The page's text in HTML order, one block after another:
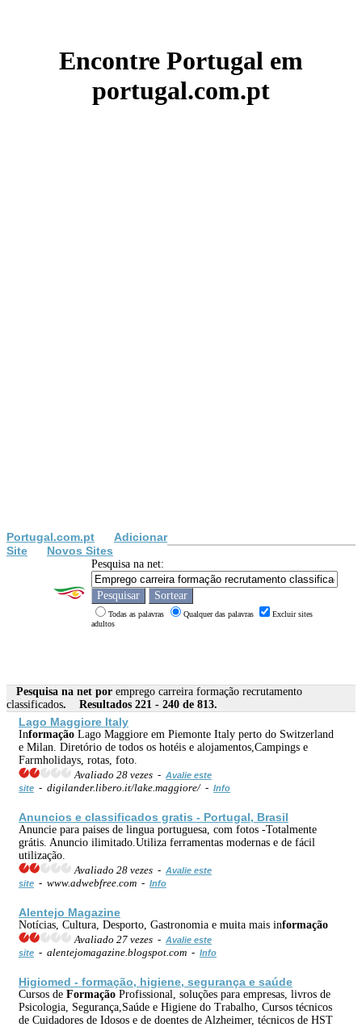
Encontre Portugal em
portugal.com.pt
Portugal.com.pt
Adicionar
Site
Novos Sites
Pesquisa na net:
Todas as palavras Qualquer das palavras
Excluir sites
adultos
Pesquisa na net por emprego carreira formação recrutamento
classificados. Resultados 221 - 240 de 813.
Lago Maggiore Italy
Informação Lago Maggiore em Piemonte Italy perto do Switzerland
e Milan. Diretório de todos os hotéis e alojamentos,Campings e
Farmholidays, rotas, foto.
Avaliado 28 vezes - Avalie este
site - digilander.libero.it/lake.maggiore/ - Info
Anuncios e classificados gratis - Portugal, Brasil
Anuncie para paises de lingua portuguesa, com fotos -Totalmente
grátis. Anuncio ilimitado.Utiliza ferramentas modernas e de fácil
utilização.
Avaliado 28 vezes - Avalie este
site - www.adwebfree.com - Info
Alentejo Magazine
Notícias, Cultura, Desporto, Gastronomia e muita mais informação
Avaliado 27 vezes - Avalie este
site - alentejomagazine.blogspot.com - Info
Higiomed - formação, higiene, segurança e saúde
Cursos de Formação Profissional, soluções para empresas, livros de
Psicologia, Segurança,Saúde e Higiene do Trabalho, Cursos técnicos
de Cuidadores de Idosos e de doentes de Alzheimer, técnicos de HST